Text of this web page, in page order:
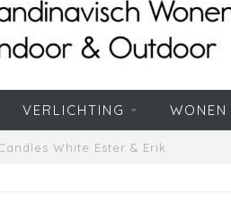
VERLICHTING WONEN
White Ester & Erik